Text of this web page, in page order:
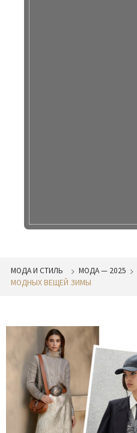
МОДА И СТИЛЬ МОДА — 2025
МОДНЫХ ВЕЩЕЙ ЗИМЫ